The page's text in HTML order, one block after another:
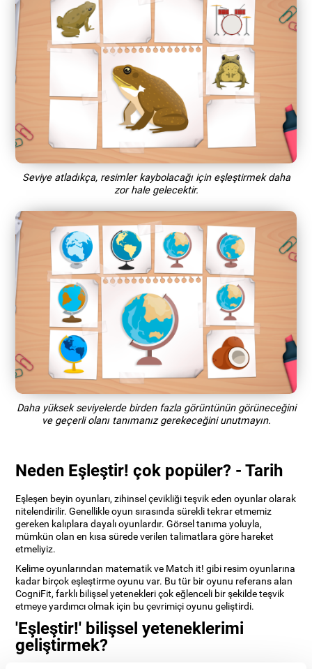
Seviye atladıkça, resimler kaybolacağı için eşleştirmek daha
zor hale gelecektir.
Daha yüksek seviyelerde birden fazla görüntünün görüneceğini
ve geçerli olanı tanımanız gerekeceğini unutmayın.
Neden Eşleştir! çok popüler? - Tarih
Eşleşen beyin oyunları, zihinsel çevikliği teşvik eden oyunlar olarak
nitelendirilir. Genellikle oyun sırasında sürekli tekrar etmemiz
gereken kalıplara dayalı oyunlardır. Görsel tanıma yoluyla,
mümkün olan en kısa sürede verilen talimatlara göre hareket
etmeliyiz.
Kelime oyunlarından matematik ve Match it! gibi resim oyunlarına
kadar birçok eşleştirme oyunu var. Bu tür bir oyunu referans alan
CogniFit, farklı bilişsel yetenekleri çok eğlenceli bir şekilde teşvik
etmeye yardımcı olmak için bu çevrimiçi oyunu geliştirdi.
'Eşleştir!' bilişsel yeteneklerimi
geliştirmek?